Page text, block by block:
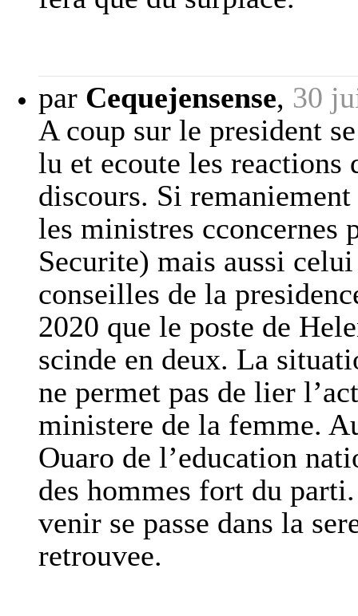
par Cequejensense, 30
A coup sur le president
lu et ecoute les reactions
discours. Si
les ministres cconcernes
Securite) mais aussi
conseilles de la
2020 que le poste de
scinde en deux. La
ne permet pas de lier
ministere de la femme.
Ouaro de l’education
des hommes fort du
venir se passe dans la
retrouvee.